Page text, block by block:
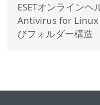
ESETオンラインヘ
Antivirus for Linux
びフォルダー構造